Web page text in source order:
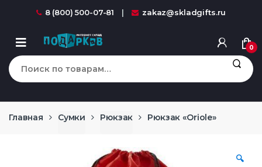
8 (800) 500-07-81 zakaz@skladgifts.ru
0
Искать:
Главная Сумки Рюкзак Рюкзак «Oriole»
🔍